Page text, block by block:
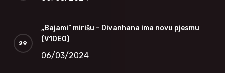
„Bajami“ mirišu – Divanhana ima novu pjesmu
(V1DEO)
06/03/2024